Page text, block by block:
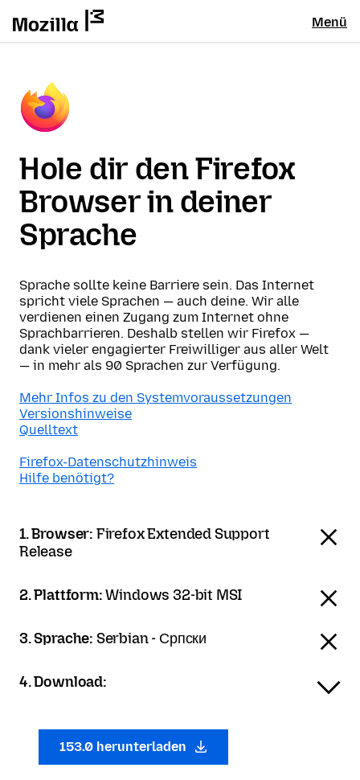
Menü
Hole dir den Firefox
Browser in deiner
Sprache
Sprache sollte keine Barriere sein. Das Internet
spricht viele Sprachen — auch deine. Wir alle
verdienen einen Zugang zum Internet ohne
Sprachbarrieren. Deshalb stellen wir Firefox —
dank vieler engagierter Freiwilliger aus aller Welt
— in mehr als 90 Sprachen zur Verfügung.
Mehr Infos zu den Systemvoraussetzungen
Versionshinweise
Quelltext
Firefox-Datenschutzhinweis
Hilfe benötigt?
1. Browser: Firefox Extended Support
Release
2. Plattform:Windows 32-bit MSI
3. Sprache: Serbian - Српски
4. Download:
153.0 herunterladen